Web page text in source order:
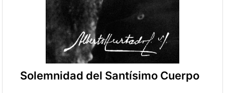
Solemnidad del Santísimo Cuerpo